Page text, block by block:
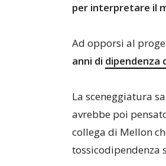
per interpretare il
Ad opporsi al
anni di dipendenza
La sceneggiatura
avrebbe poi
collega di Mellon
tossicodipendenza